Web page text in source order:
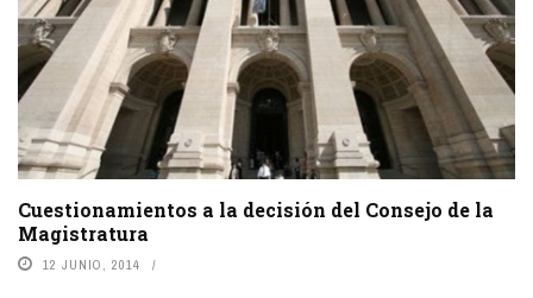
Cuestionamientos a la decisión del Consejo de la
Magistratura
12 JUNIO, 2014